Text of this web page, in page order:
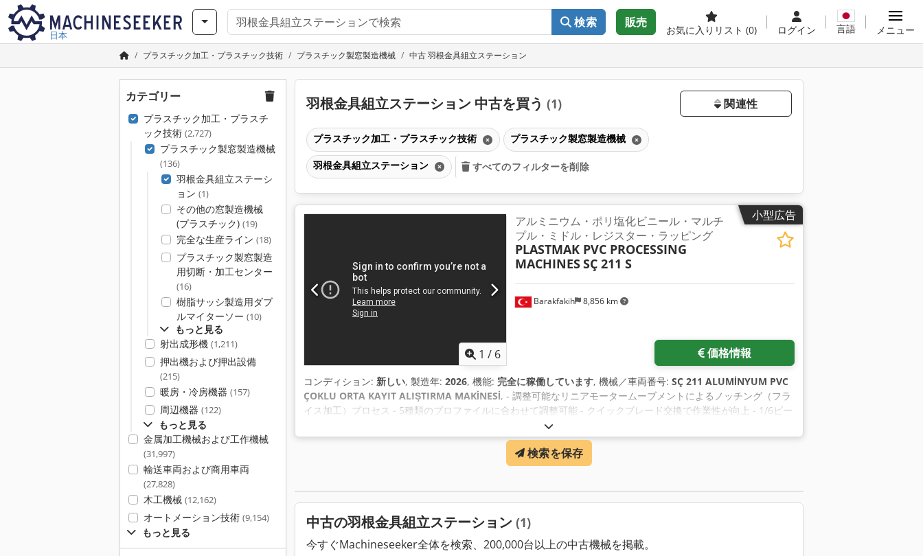
日本
検索 販売
お気に入りリスト (0) ログイン 言語 メニュー
プラスチック加工・プラスチック技術 プラスチック製窓製造機械 中古 羽根金具組立ステーション
カテゴリー
プラスチック加工・プラスチ
ック技術 (2,727)
プラスチック製窓製造機械
(136)
羽根金具組立ステーシ
ョン (1)
その他の窓製造機械
(プラスチック) (19)
完全な生産ライン (18)
プラスチック製窓製造
用切断・加工センター
(16)
樹脂サッシ製造用ダブ
ルマイターソー (10)
もっと見る
射出成形機 (1,211)
押出機および押出設備
(215)
暖房・冷房機器 (157)
周辺機器 (122)
もっと見る
金属加工機械および工作機械
(31,997)
輸送車両および商用車両
(27,828)
木工機械 (12,162)
オートメーション技術 (9,154)
もっと見る
羽根金具組立ステーション 中古を買う (1) 関連性
プラスチック加工・プラスチック技術 プラスチック製窓製造機械
羽根金具組立ステーション すべてのフィルターを削除
小型広告
1 / 6
Barakfakih 8,856 km
アルミニウム・ポリ塩化ビニール・マルチ
プル・ミドル・レジスター・ラッピング
PLASTMAK PVC PROCESSING
MACHINESSÇ 211 S
価格情報
コンディション: 新しい, 製造年: 2026, 機能: 完全に稼働しています, 機械／車両番号: SÇ 211 ALUMİNYUM PVC
ÇOKLU ORTA KAYIT ALIŞTIRMA MAKİNESİ, - 調整可能なリニアモータームーブメントによるノッチング（フラ
イス加工）プロセス - 5種類のプロファイルに合わせて調整可能 - クイックブレード交換で作業性が向上 - 1/6ピー
ス間のセンターレジスタープロファイルのノッチング - 空圧式垂直・水平クランプでプロファイルを機械に固定
Dcjdpfx Aeq U S Diembek - 垂直クランプと水平クランプの独立操作 - 機械前面の予備ナイフ収納キャビネット -
サポートアームによる長さ 2.5 メートルのプロファイルのノッチング（フライス加工 - 最大ノッチ高さ ( h ) 140
mm オプション - スプレー冷却システム - 220 ボルト使用
検索を保存
中古の羽根金具組立ステーション (1)
今すぐMachineseeker全体を検索、200,000台以上の中古機械を掲載。